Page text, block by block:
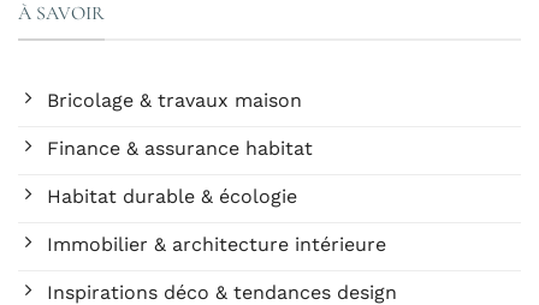
À SAVOIR
Bricolage & travaux maison
Finance & assurance habitat
Habitat durable & écologie
Immobilier & architecture intérieure
Inspirations déco & tendances design